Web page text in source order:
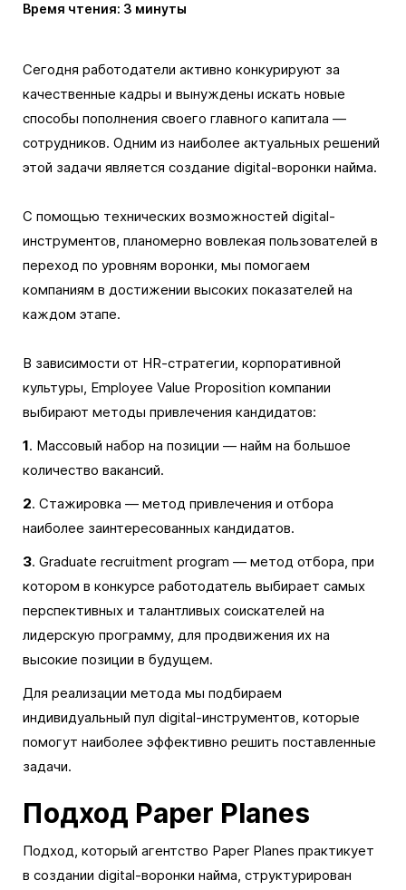
Время чтения: 3 минуты
Сегодня работодатели активно конкурируют за
качественные кадры и вынуждены искать новые
способы пополнения своего главного капитала —
сотрудников. Одним из наиболее актуальных решений
этой задачи является создание digital-воронки найма.
С помощью технических возможностей digital-
инструментов, планомерно вовлекая пользователей в
переход по уровням воронки, мы помогаем
компаниям в достижении высоких показателей на
каждом этапе.
В зависимости от HR-cтратегии, корпоративной
культуры, Employee Value Proposition компании
выбирают методы привлечения кандидатов:
1. Массовый набор на позиции — найм на большое
количество вакансий.
2. Стажировка — метод привлечения и отбора
наиболее заинтересованных кандидатов.
3. Graduate recruitment program — метод отбора, при
котором в конкурсе работодатель выбирает самых
перспективных и талантливых соискателей на
лидерскую программу, для продвижения их на
высокие позиции в будущем.
Для реализации метода мы подбираем
индивидуальный пул digital-инструментов, которые
помогут наиболее эффективно решить поставленные
задачи.
Подход Paper Planes
Подход, который агентство Paper Planes практикует
в создании digital-воронки найма, структурирован